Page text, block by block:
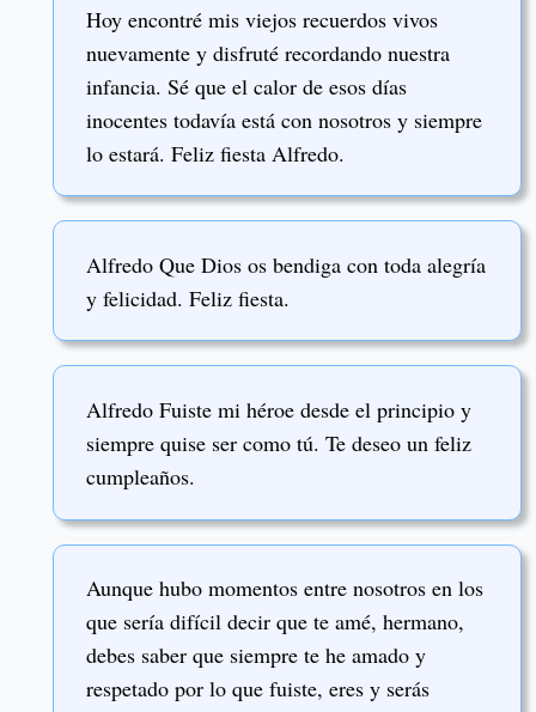
Hoy encontré mis viejos recuerdos vivos
nuevamente y disfruté recordando nuestra
infancia. Sé que el calor de esos días
inocentes todavía está con nosotros y siempre
lo estará. Feliz fiesta Alfredo.
Alfredo Que Dios os bendiga con toda alegría
y felicidad. Feliz fiesta.
Alfredo Fuiste mi héroe desde el principio y
siempre quise ser como tú. Te deseo un feliz
cumpleaños.
Aunque hubo momentos entre nosotros en los
que sería difícil decir que te amé, hermano,
debes saber que siempre te he amado y
respetado por lo que fuiste, eres y serás